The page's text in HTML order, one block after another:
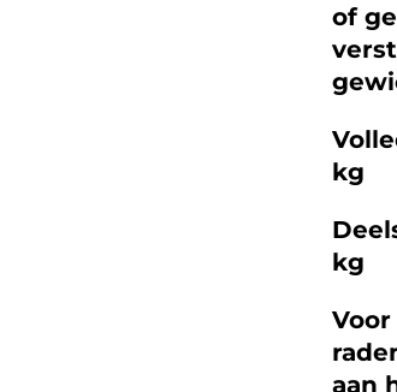
of
kg
kg
aan